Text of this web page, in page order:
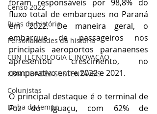
Censo 2022
Ruas da história
Personalidades da história
CBN TECNOLOGIA E INOVAÇÃO
CBN CIDADES SUSTENTÁVEIS
Colunistas
Linha do tempo
foram responsáveis por 98,8% do
fluxo total de embarques no Paraná
em 2022. De maneira geral, o
embarque de passageiros nos
principais aeroportos paranaenses
apresentou crescimento, no
comparativo entre 2022 e 2021.
O principal destaque é o terminal de
Foz do Iguaçu, com 62% de